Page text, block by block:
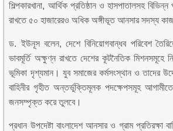
শিল্পকারখানা, আর্থিক প্রতিষ্ঠান ও হাসপাতালসহ বিভিন্ন
রাখতে ৫০ হাজারেরও অধিক অঙ্গীভূত আনসার সদস্য
ড. ইউনূস বলেন, দেশে বিনিয়োগবান্ধব পরিবেশ
ভাবমূর্তি অক্ষুণ্ন রাখতে দেশের কূটনৈতিক মিশনসমূহে
ভূমিকা দৃশ্যমান। যুব সমাজের কর্মসংস্থান ও তাদের
বাহিনীর গৃহীত অন্তর্ভুক্তিমূলক পদক্ষেপসমূহ
জনসম্পৃক্ত করে তুলবে।
প্রধান উপদেষ্টা বাংলাদেশ আনসার ও গ্রাম প্রতিরক্ষা